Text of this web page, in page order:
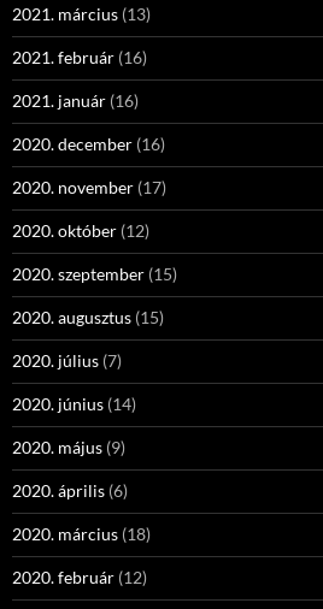
2021. március (13)
2021. február (16)
2021. január (16)
2020. december (16)
2020. november (17)
2020. október (12)
2020. szeptember (15)
2020. augusztus (15)
2020. július (7)
2020. június (14)
2020. május (9)
2020. április (6)
2020. március (18)
2020. február (12)